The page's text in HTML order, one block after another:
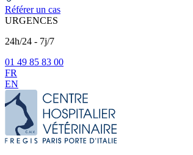
Référer un cas
URGENCES
24h/24 - 7j/7
01 49 85 83 00
FR
EN